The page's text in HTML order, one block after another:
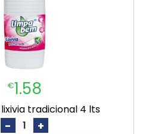
€1.58
tradicional 4 lts
- +